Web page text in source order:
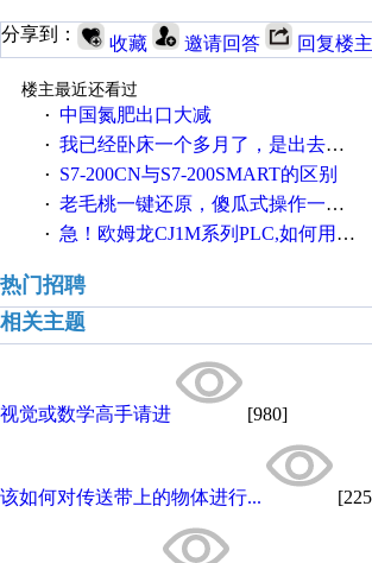
分享到： 收藏 邀请回答 回复楼主
楼主最近还看过
· 中国氮肥出口大减
· 我已经卧床一个多月了，是出去安装机械手在高速遭遇车祸所致:大家工作都要特别注意啊
· S7-200CN与S7-200SMART的区别
· 老毛桃一键还原，傻瓜式操作一键轻松备份还原；程序为向导式安装，一键即可实现自动备份或还原系统。
· 急！欧姆龙CJ1M系列PLC,如何用时间控制变频器。要求时间在组态王中可以自由输入！拜托各位大神了！
热门招聘
相关主题
视觉或数学高手请进 [980]
该如何对传送带上的物体进行...